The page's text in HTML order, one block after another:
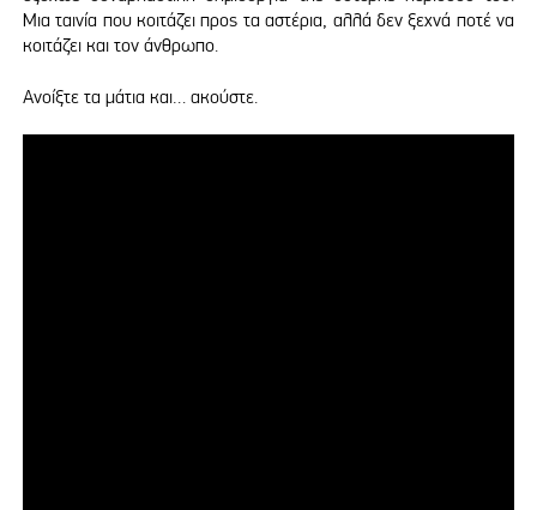
Μια ταινία που κοιτάζει προς τα αστέρια, αλλά δεν ξεχνά ποτέ να
κοιτάζει και τον άνθρωπο.
Ανοίξτε τα μάτια και… ακούστε.